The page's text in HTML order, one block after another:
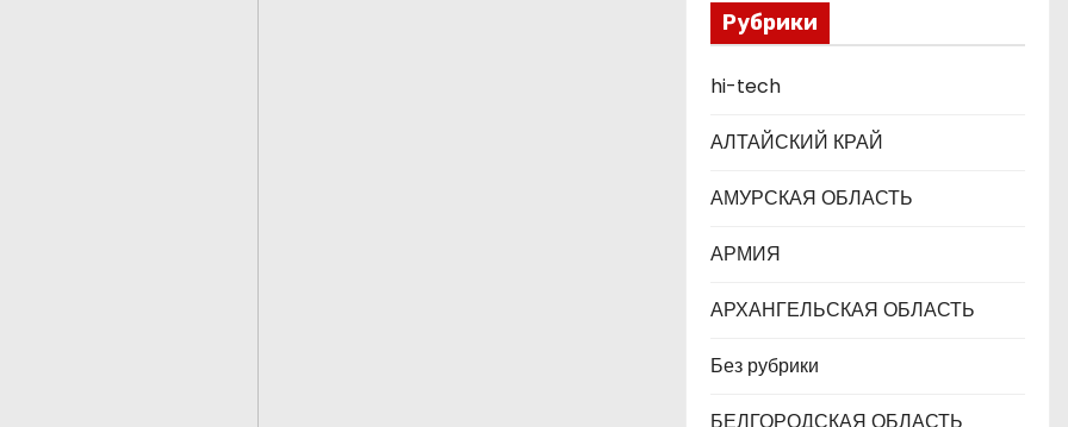
Рубрики
hi-tech
АЛТАЙСКИЙ КРАЙ
АМУРСКАЯ ОБЛАСТЬ
АРМИЯ
АРХАНГЕЛЬСКАЯ ОБЛАСТЬ
Без рубрики